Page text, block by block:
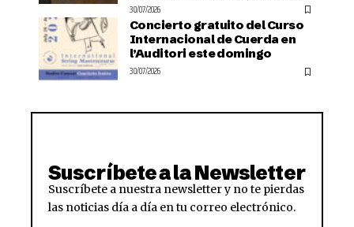
30/07/2026
Concierto gratuito del Curso
Internacional de Cuerda en
l’Auditori este domingo
30/07/2026
Suscríbete a la Newsletter
Suscríbete a nuestra newsletter y no te pierdas
las noticias día a día en tu correo electrónico.